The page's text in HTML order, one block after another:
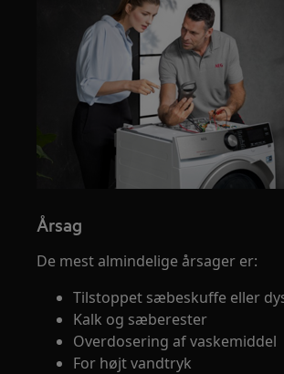
Årsag
De mest almindelige årsager er:
Tilstoppet sæbeskuffe eller
Kalk og sæberester
Overdosering af vaskemiddel
For højt vandtryk